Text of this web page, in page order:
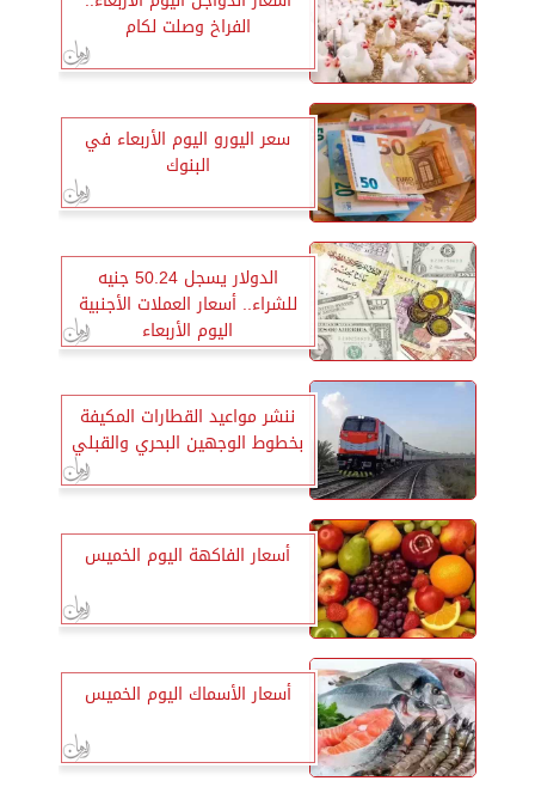
الفراخ وصلت لكام
سعر اليورو اليوم الأربعاء في
البنوك
الدولار يسجل 50.24 جنيه
للشراء.. أسعار العملات الأجنبية
اليوم الأربعاء
ننشر مواعيد القطارات المكيفة
بخطوط الوجهين البحري والقبلي
أسعار الفاكهة اليوم الخميس
أسعار الأسماك اليوم الخميس